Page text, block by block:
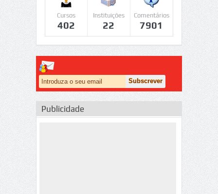
Cursos
402
Instituições
22
Comentários
7901
Publicidade